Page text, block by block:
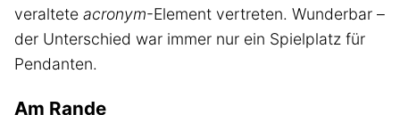
veraltete acronym-Element vertreten. Wunderbar –
der Unterschied war immer nur ein Spielplatz für
Pendanten.
Am Rande